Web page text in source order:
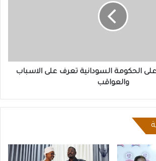
الحكومة السودانية تعرف على الاسباب
والعواقب